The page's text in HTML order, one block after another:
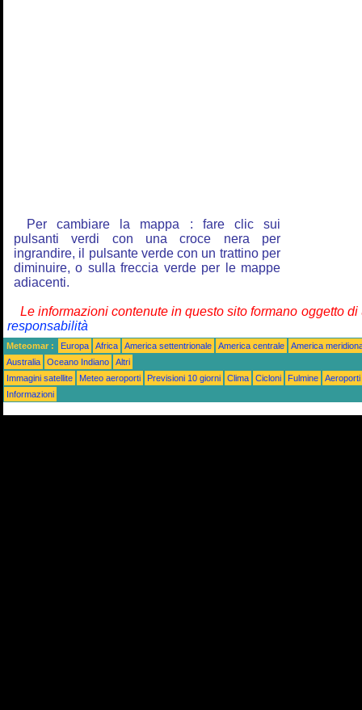
Per cambiare la mappa : fare clic sui
pulsanti verdi con una croce nera per
ingrandire, il pulsante verde con un trattino per
diminuire, o sulla freccia verde per le mappe
adiacenti.
Le informazioni contenute in questo sito formano oggetto
responsabilità
Meteomar : Europa Africa America settentrionale America centrale
America
Australia
Oceano Indiano
Altri
Immagini satellite
Meteo aeroporti Previsioni 10 giorni Clima Cicloni Fulmine
Aeroporti
Informazioni